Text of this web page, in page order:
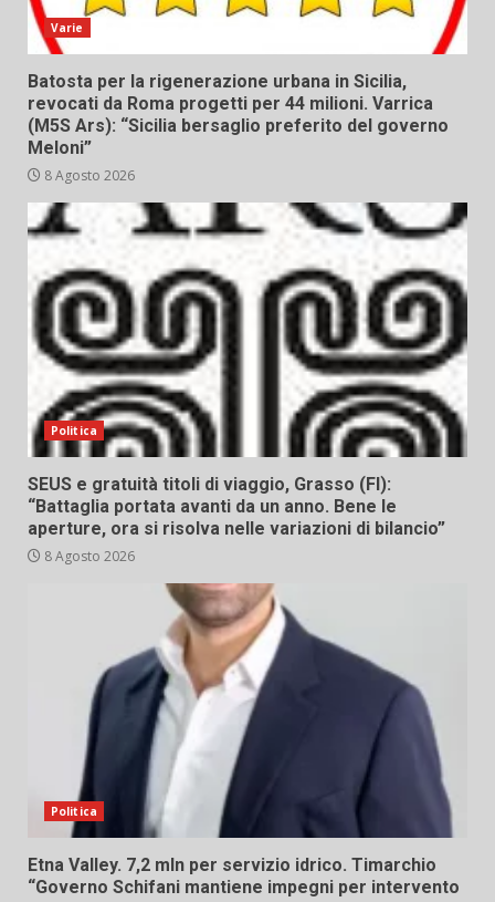
Varie
Batosta per la rigenerazione urbana in Sicilia,
revocati da Roma progetti per 44 milioni. Varrica
(M5S Ars): “Sicilia bersaglio preferito del governo
Meloni”
8 Agosto 2026
Politica
SEUS e gratuità titoli di viaggio, Grasso (FI):
“Battaglia portata avanti da un anno. Bene le
aperture, ora si risolva nelle variazioni di bilancio”
8 Agosto 2026
Politica
Etna Valley. 7,2 mln per servizio idrico. Timarchio
“Governo Schifani mantiene impegni per intervento